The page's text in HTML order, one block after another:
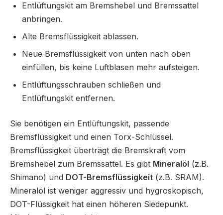
Entlüftungskit am Bremshebel und Bremssattel
anbringen.
Alte Bremsflüssigkeit ablassen.
Neue Bremsflüssigkeit von unten nach oben
einfüllen, bis keine Luftblasen mehr aufsteigen.
Entlüftungsschrauben schließen und
Entlüftungskit entfernen.
Sie benötigen ein Entlüftungskit, passende
Bremsflüssigkeit und einen Torx-Schlüssel.
Bremsflüssigkeit überträgt die Bremskraft vom
Bremshebel zum Bremssattel. Es gibt Mineralöl (z.B.
Shimano) und DOT-Bremsflüssigkeit (z.B. SRAM).
Mineralöl ist weniger aggressiv und hygroskopisch,
DOT-Flüssigkeit hat einen höheren Siedepunkt.